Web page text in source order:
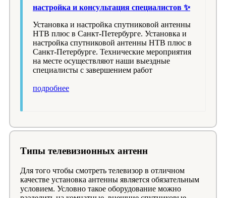
настройка и консультация специалистов ✨
Установка и настройка спутниковой антенны
НТВ плюс в Санкт-Петербурге. Установка и
настройка спутниковой антенны НТВ плюс в
Санкт-Петербурге. Технические мероприятия
на месте осуществляют наши выездные
специалисты с завершением работ
подробнее
Типы телевизионных антенн
Для того чтобы смотреть телевизор в отличном
качестве установка антенны является обязательным
условием. Условно такое оборудование можно